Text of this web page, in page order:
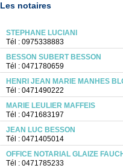
Les notaires
STEPHANE LUCIANI
Tél : 0975338883
BESSON SUBERT BESSON
Tél : 0471780659
HENRI JEAN MARIE MANHES
Tél : 0471490222
MARIE LEULIER MAFFEIS
Tél : 0471683197
JEAN LUC BESSON
Tél : 0471405014
OFFICE NOTARIAL GLAIZE
Tél : 0471785233